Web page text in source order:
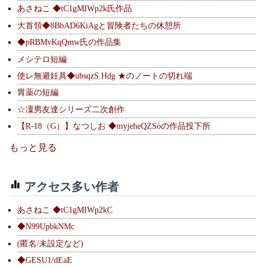
あさねこ ◆tC1gMIWp2k氏作品
大首領◆8BbAD6KiAgと冒険者たちの休憩所
◆pRBMvKqQmw氏の作品集
メシテロ短編
使レ無避妊具◆ubsqzS.Hdg ★のノートの切れ端
胃薬の短編
☆凜男友達シリーズ二次創作
【R-18（G）】なつしお ◆myjeheQZSoの作品投下所
もっと見る
アクセス多い作者
あさねこ ◆tC1gMIWp2kC
◆N99UpbkNMc
(匿名/未設定など)
◆GESU1/dEaE